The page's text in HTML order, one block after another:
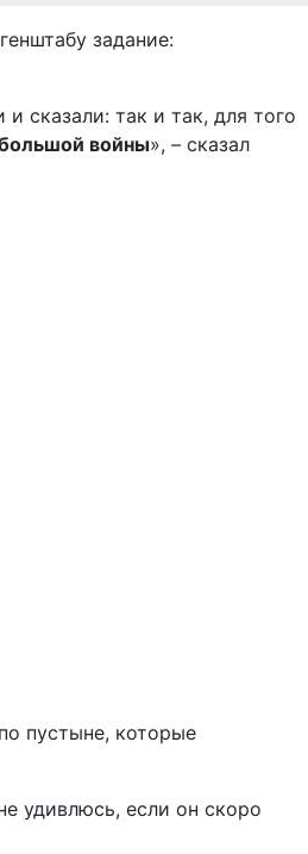
задание:
сказали: так и так, для того
войны», – сказал
пустыне, которые
удивлюсь, если он скоро